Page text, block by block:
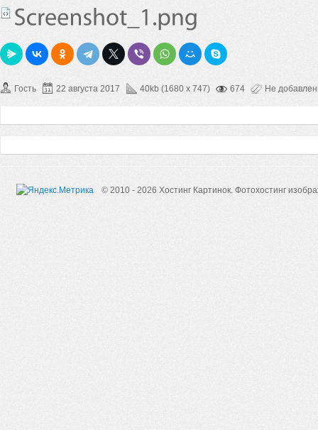
Гость 22 августа 2017 40kb (1680 x 747) 674 Не
© 2010 - 2026 Хостинг Картинок. Фотохостинг